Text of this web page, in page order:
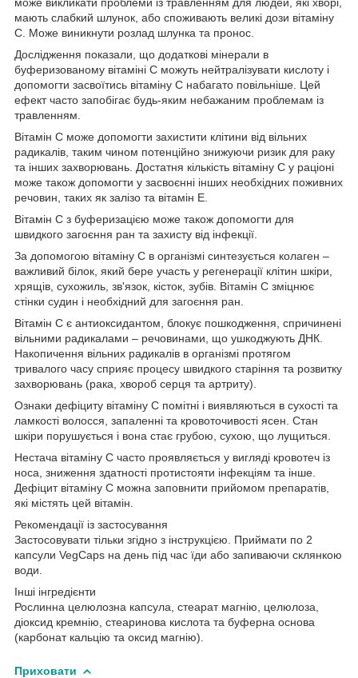
мають слабкий шлунок, або споживають великі дози вітаміну
С. Може виникнути розлад шлунка та пронос.
Дослідження показали, що додаткові мінерали в
буферизованому вітаміні С можуть нейтралізувати кислоту і
допомогти засвоїтись вітаміну С набагато повільніше. Цей
ефект часто запобігає будь-яким небажаним проблемам із
травленням.
Вітамін С може допомогти захистити клітини від вільних
радикалів, таким чином потенційно знижуючи ризик для раку
та інших захворювань. Достатня кількість вітаміну С у раціоні
може також допомогти у засвоєнні інших необхідних поживних
речовин, таких як залізо та вітамін Е.
Вітамін С з буферизацією може також допомогти для
швидкого загоєння ран та захисту від інфекції.
За допомогою вітаміну С в організмі синтезується колаген –
важливий білок, який бере участь у регенерації клітин шкіри,
хрящів, сухожиль, зв'язок, кісток, зубів. Вітамін С зміцнює
стінки судин і необхідний для загоєння ран.
Вітамін С є антиоксидантом, блокує пошкодження, спричинені
вільними радикалами – речовинами, що ушкоджують ДНК.
Накопичення вільних радикалів в організмі протягом
тривалого часу сприяє процесу швидкого старіння та розвитку
захворювань (рака, хвороб серця та артриту).
Ознаки дефіциту вітаміну С помітні і виявляються в сухості та
ламкості волосся, запаленні та кровоточивості ясен. Стан
шкіри порушується і вона стає грубою, сухою, що лущиться.
Нестача вітаміну С часто проявляється у вигляді кровотеч із
носа, зниження здатності протистояти інфекціям та інше.
Дефіцит вітаміну С можна заповнити прийомом препаратів,
які містять цей вітамін.
Рекомендації із застосування
Застосовувати тільки згідно з інструкцією. Приймати по 2
капсули VegCaps на день під час їди або запиваючи склянкою
води.
Інші інгредієнти
Рослинна целюлозна капсула, стеарат магнію, целюлоза,
діоксид кремнію, стеаринова кислота та буферна основа
(карбонат кальцію та оксид магнію).
Приховати